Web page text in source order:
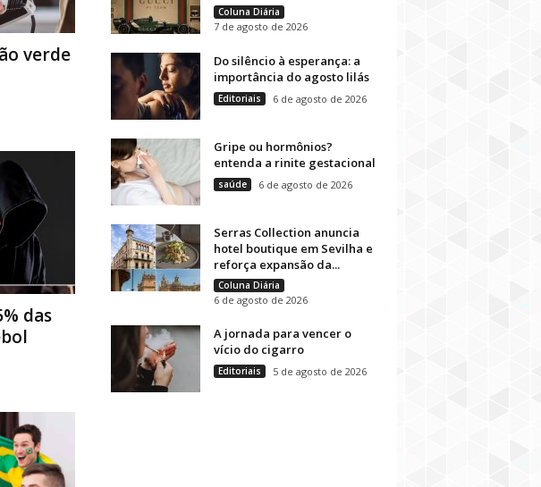
verde
das
Coluna Diária
7 de agosto de 2026
Do silêncio à esperança: a
importância do agosto lilás
Editoriais 6 de agosto de 2026
Gripe ou hormônios?
entenda a rinite gestacional
saúde 6 de agosto de 2026
Serras Collection anuncia
hotel boutique em Sevilha e
reforça expansão da...
Coluna Diária
6 de agosto de 2026
A jornada para vencer o
vício do cigarro
Editoriais 5 de agosto de 2026